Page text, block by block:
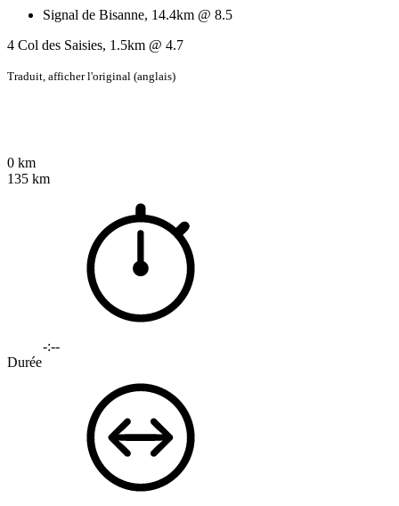
Signal de Bisanne, 14.4km @ 8.5
4 Col des Saisies, 1.5km @ 4.7
Traduit, afficher l'original (anglais)
0 km
135 km
-:--
Durée